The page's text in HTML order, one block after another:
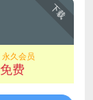
下载
永久会员
免费